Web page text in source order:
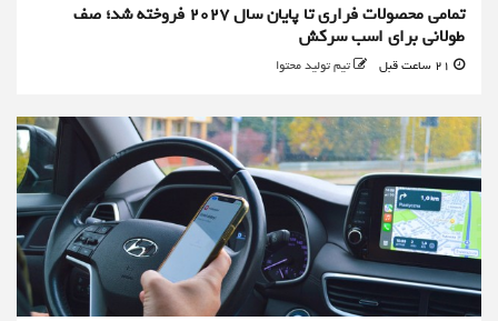
تمامی محصولات فراری تا پایان سال ۲۰۲۷ فروخته شد؛ صف
طولانی برای اسب سرکش
تیم تولید محتوا